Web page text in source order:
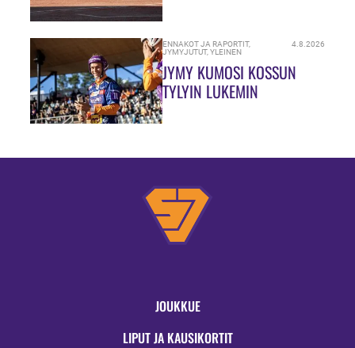
ENNAKOT JA RAPORTIT,
JYMYJUTUT,YLEINEN
4.8.2026
JYMY KUMOSI KOSSUN
TYLYIN LUKEMIN
JOUKKUE
LIPUT JA KAUSIKORTIT